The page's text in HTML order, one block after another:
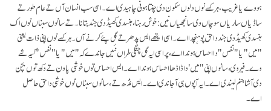
ہووے یا غریب، ہر کسے نوں دلوں سکون دی چنتا ہونی چاہیدی اے۔ اسی سب انسان آں تے عام طور تے
ساڈیاں ساریاں سوچاں وی سانجھیاں نیں: خوش رہنا، ہنسدی کھیڈدی جند بتانا۔ تے سانوں سبناں نوں اک
ہنسدی کھیڈدی جند دا حق پوہنچدا اے۔ اسی ایتھے ایس پدھر تے گل پئے کرنے آں۔ ہر کسے نوں اپنی ذات یعنی
"میں" یا "نفس" دا احساس ہوندا اے، پر اسی ایہ گل چنگی طراں نئیں جاندے کہ "میں" یا "نفس" کیہ شے
وے۔ فیر وی، سانوں اپنی "میں' دا ڈاڈھا احساس ہوندا اے۔ ایس احساس توں خوشی پاون تے دکھ توں بچن
دی آشا جنم لیندی اے۔ ایہ آپوں ہی آ جاندی اے۔ ایس مُڈھ تے، سانوں سبناں نوں خوشی دا حق حاصل
اے۔